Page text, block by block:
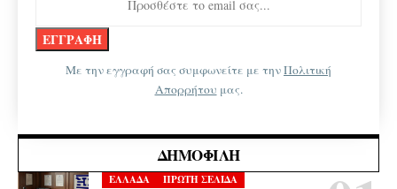
Με την εγγραφή σας συμφωνείτε με τηνΠολιτική
Απορρήτου μας.
ΔΗΜΟΦΙΛΉ
ΕΛΛΑΔΑ ΠΡΩΤΗ ΣΕΛΙΔΑ